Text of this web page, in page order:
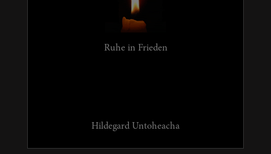
Ruhe in Frieden
Hildegard Untoheacha